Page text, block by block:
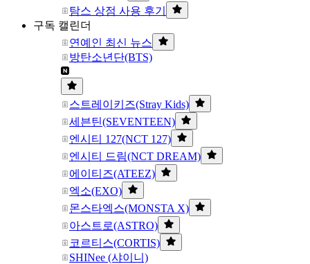
탐스 상점 사용 후기
구독 캘린더
연예인 최신 뉴스
방탄소년단(BTS)
스트레이키즈(Stray Kids)
세븐틴(SEVENTEEN)
엔시티 127(NCT 127)
엔시티 드림(NCT DREAM)
에이티즈(ATEEZ)
엑소(EXO)
몬스타엑스(MONSTA X)
아스트로(ASTRO)
코르티스(CORTIS)
SHINee (샤이니)